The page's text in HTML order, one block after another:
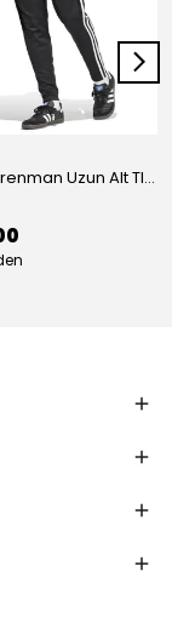
Adidas Antrenman Uzun Alt TIRO ES PNT JD0442